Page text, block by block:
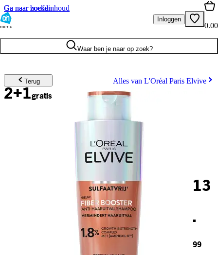
Ga naar hoofdinhoud
Ga naar zoeken
menu
Inloggen
0.00
Waar ben je naar op zoek?
Terug Alles van L'Oréal Paris Elvive
2+1gratis
13
.
99